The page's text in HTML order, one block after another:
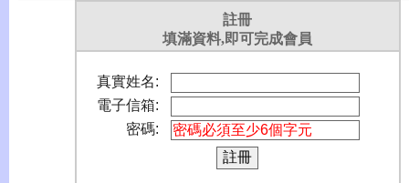
註冊
填滿資料,即可完成會員
真實姓名:
電子信箱:
密碼: